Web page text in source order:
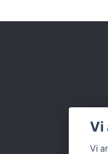
Vi
Vi